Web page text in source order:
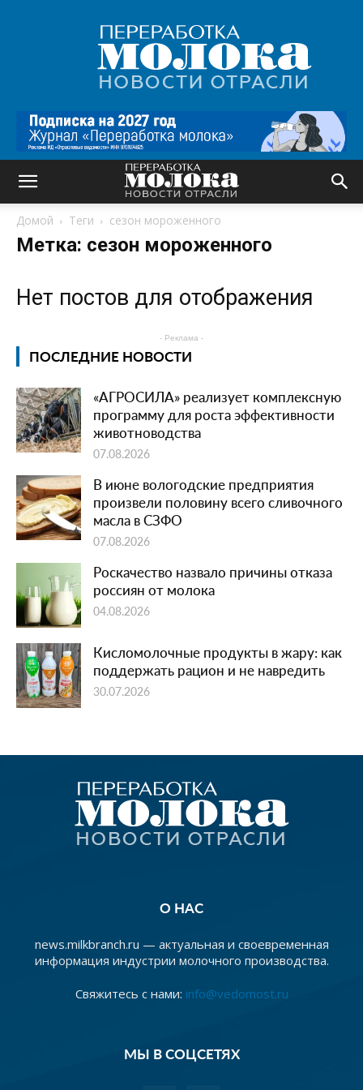
Переработка
молока
|
Новости
Домой Теги сезон мороженного
Метка: сезон мороженного
Нет постов для отображения
- Реклама -
ПОСЛЕДНИЕ НОВОСТИ
«АГРОСИЛА» реализует комплексную
программу для роста эффективности
животноводства
07.08.2026
В июне вологодские предприятия
произвели половину всего сливочного
масла в СЗФО
07.08.2026
Роскачество назвало причины отказа
россиян от молока
04.08.2026
Кисломолочные продукты в жару: как
поддержать рацион и не навредить
30.07.2026
О НАС
news.milkbranch.ru — актуальная и своевременная
информация индустрии молочного производства.
Свяжитесь с нами: info@vedomost.ru
МЫ В СОЦСЕТЯХ